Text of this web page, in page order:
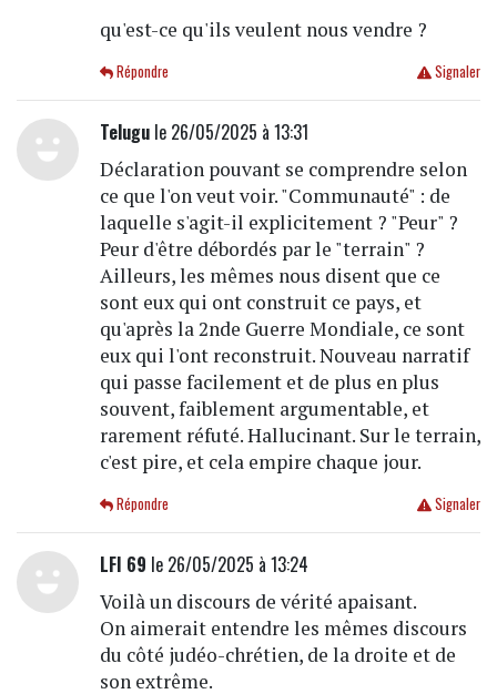
qu'est-ce qu'ils veulent nous vendre ?
Signaler
Répondre
Telugule 26/05/2025 à 13:31
Déclaration pouvant se comprendre selon
ce que l'on veut voir. "Communauté" : de
laquelle s'agit-il explicitement ? "Peur" ?
Peur d'être débordés par le "terrain" ?
Ailleurs, les mêmes nous disent que ce
sont eux qui ont construit ce pays, et
qu'après la 2nde Guerre Mondiale, ce sont
eux qui l'ont reconstruit. Nouveau narratif
qui passe facilement et de plus en plus
souvent, faiblement argumentable, et
rarement réfuté. Hallucinant. Sur le terrain,
c'est pire, et cela empire chaque jour.
Signaler
Répondre
LFI 69 le 26/05/2025 à 13:24
Voilà un discours de vérité apaisant.
On aimerait entendre les mêmes discours
du côté judéo-chrétien, de la droite et de
son extrême.